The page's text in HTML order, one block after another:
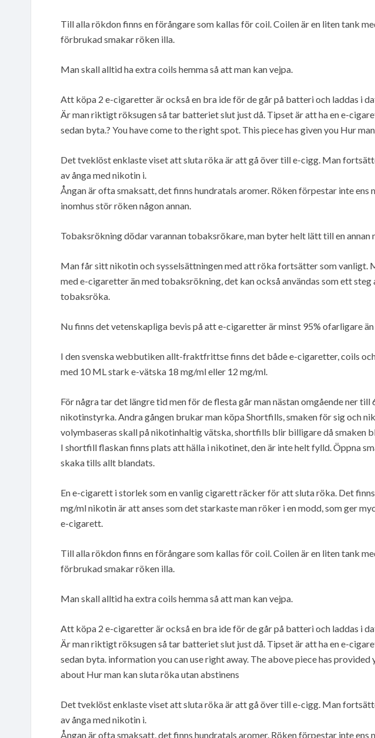
Till alla rökdon finns en förångare som kallas för coil. Coilen är en liten tank
förbrukad smakar röken illa.
Man skall alltid ha extra coils hemma så att man kan vejpa.
Att köpa 2 e-cigaretter är också en bra ide för de går på batteri och laddas i
Är man riktigt röksugen så tar batteriet slut just då. Tipset är att ha en e-
sedan byta.? You have come to the right spot. This piece has given you Hur
Det tveklöst enklaste viset att sluta röka är att gå över till e-cigg. Man
av ånga med nikotin i.
Ångan är ofta smaksatt, det finns hundratals aromer. Röken förpestar inte ens
inomhus stör röken någon annan.
Tobaksrökning dödar varannan tobaksrökare, man byter helt lätt till en
Man får sitt nikotin och sysselsättningen med att röka fortsätter som vanligt.
med e-cigaretter än med tobaksrökning, det kan också användas som ett
tobaksröka.
Nu finns det vetenskapliga bevis på att e-cigaretter är minst 95% ofarligare
I den svenska webbutiken allt-fraktfrittse finns det både e-cigaretter, coils
med 10 ML stark e-vätska 18 mg/ml eller 12 mg/ml.
För några tar det längre tid men för de flesta går man nästan omgående ner
nikotinstyrka. Andra gången brukar man köpa Shortfills, smaken för sig och
volymbaseras skall på nikotinhaltig vätska, shortfills blir billigare då smaken
I shortfill flaskan finns plats att hälla i nikotinet, den är inte helt fylld. Öppna
skaka tills allt blandats.
En e-cigarett i storlek som en vanlig cigarett räcker för att sluta röka. Det
mg/ml nikotin är att anses som det starkaste man röker i en modd, som ger
e-cigarett.
Till alla rökdon finns en förångare som kallas för coil. Coilen är en liten tank
förbrukad smakar röken illa.
Man skall alltid ha extra coils hemma så att man kan vejpa.
Att köpa 2 e-cigaretter är också en bra ide för de går på batteri och laddas i
Är man riktigt röksugen så tar batteriet slut just då. Tipset är att ha en e-
sedan byta. information you can use right away. The above piece has
about Hur man kan sluta röka utan abstinens
Det tveklöst enklaste viset att sluta röka är att gå över till e-cigg. Man
av ånga med nikotin i.
Ångan är ofta smaksatt, det finns hundratals aromer. Röken förpestar inte ens